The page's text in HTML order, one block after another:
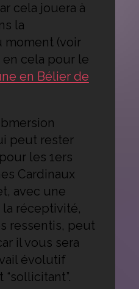
cela jouera à
la
moment (voir
en cela pour le
en Bélier de
peut rester
les 1ers
Cardinaux
avec une
réceptivité,
ressentis, peut
il vous sera
évolutif